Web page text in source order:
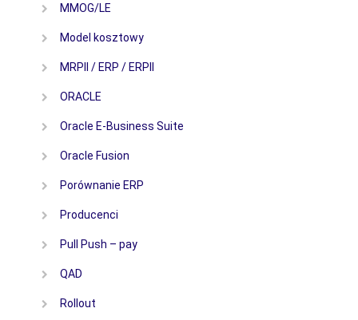
MMOG/LE
Model kosztowy
MRPII / ERP / ERPII
ORACLE
Oracle E-Business Suite
Oracle Fusion
Porównanie ERP
Producenci
Pull Push – pay
QAD
Rollout